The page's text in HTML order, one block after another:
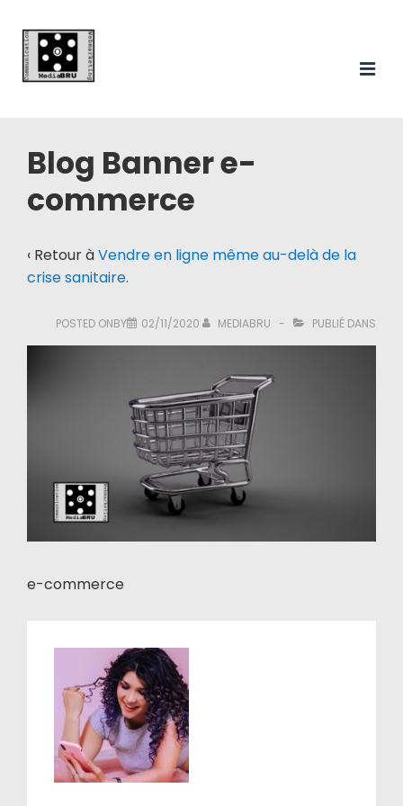
passer
contenu
Navigation
Blog Banner e-
commerce
‹ Retour àVendre en ligne même au-delà de la
crise sanitaire.
POSTED ONBY 02/11/2020 MEDIABRU PUBLIÉ DANS
e-commerce